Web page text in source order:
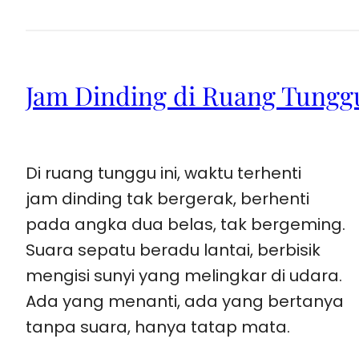
Jam Dinding di Ruang
Di ruang tunggu ini, waktu terhenti
jam dinding tak bergerak, berhenti
pada angka dua belas, tak bergeming.
Suara sepatu beradu lantai, berbisik
mengisi sunyi yang melingkar di udara.
Ada yang menanti, ada yang bertanya
tanpa suara, hanya tatap mata.